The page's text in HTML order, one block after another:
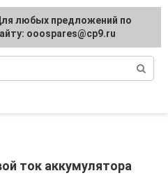
ремонт
ток аккумулятора
любых предложений по
ooospares@cp9.ru